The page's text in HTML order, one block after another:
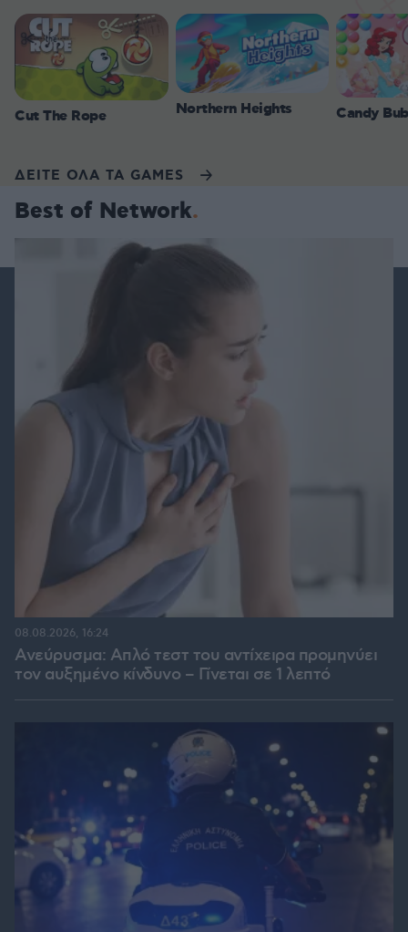
Cut The Rope Northern Heights Candy
ΔΕΙΤΕ ΟΛΑ ΤΑ GAMES
Best of Network
Ανεύρυσμα: Απλό τεστ του αντίχειρα προμηνύει
τον αυξημένο κίνδυνο – Γίνεται σε 1 λεπτό
08.08.2026, 16:24